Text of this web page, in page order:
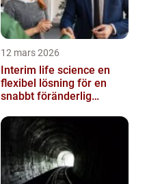
12 mars 2026
Interim life science en
flexibel lösning för en
snabbt föränderlig